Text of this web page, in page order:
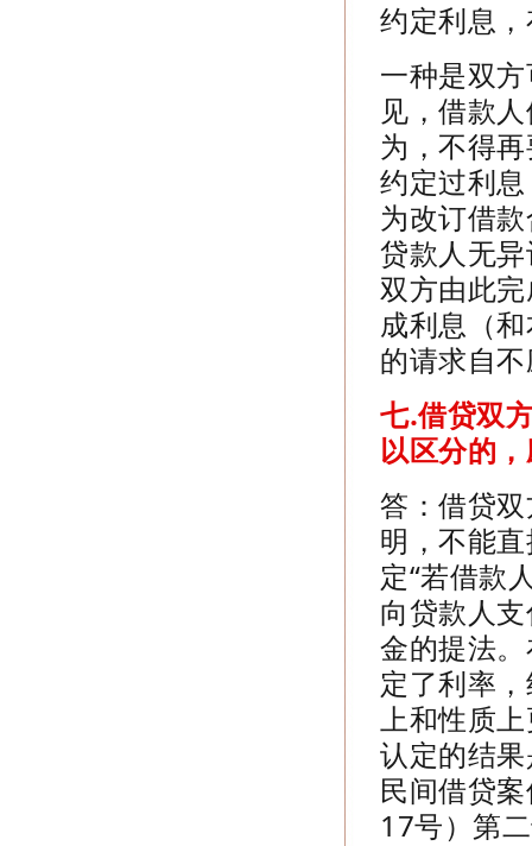
约定利息
一种是双
见，借款
为，不得
约定过利
为改订借
贷款人无
双方由此
成利息（
的请求自
七.借贷双
以区分的
答：借贷
明，不能
定“若借款
向贷款人
金的提法
定了利率
上和性质
认定的结
民间借贷
17号）第